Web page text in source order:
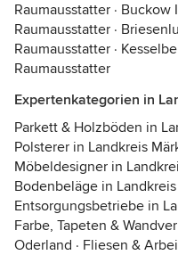
Raumausstatter · Buckow
Raumausstatter ·
Raumausstatter ·
Raumausstatter
Expertenkategorien in
Parkett & Holzböden in
Polsterer in Landkreis
Möbeldesigner in
Bodenbeläge in
Entsorgungsbetriebe in
Farbe, Tapeten &
Oderland · Fliesen &